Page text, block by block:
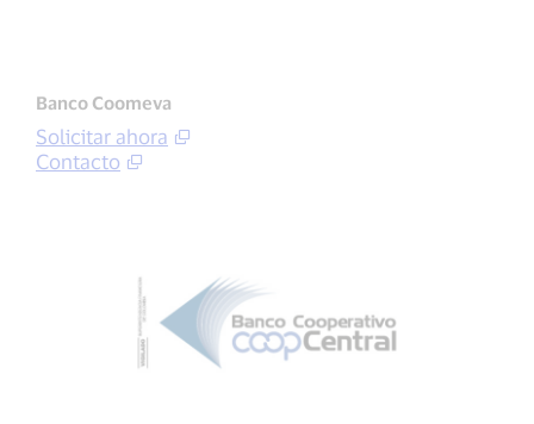
Banco Coomeva
Solicitar ahora
Contacto